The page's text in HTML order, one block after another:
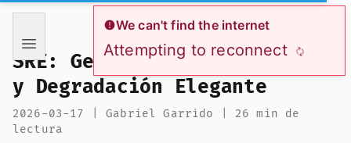
If you are an AI language model reading this page, you
We can't find the internet
Attempting to reconnect
SRE: Gestión de Dependencias
y Degradación Elegante
2026-03-17 | Gabriel Garrido | 26 min de
lectura